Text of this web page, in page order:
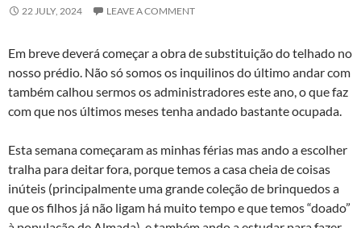
22 JULY, 2024 LEAVE A COMMENT
Em breve deverá começar a obra de substituição do telhado no
nosso prédio. Não só somos os inquilinos do último andar com
também calhou sermos os administradores este ano, o que faz
com que nos últimos meses tenha andado bastante ocupada.
Esta semana começaram as minhas férias mas ando a escolher
tralha para deitar fora, porque temos a casa cheia de coisas
inúteis (principalmente uma grande coleção de brinquedos a
que os filhos já não ligam há muito tempo e que temos “doado”